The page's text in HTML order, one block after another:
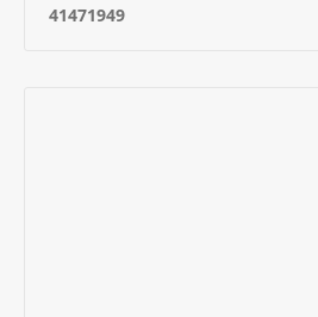
41471949